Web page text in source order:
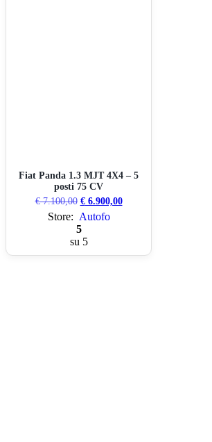
Fiat Panda 1.3 MJT 4X4 – 5
posti 75 CV
€7.100,00 €6.900,00
Store: Autofo
5
su 5